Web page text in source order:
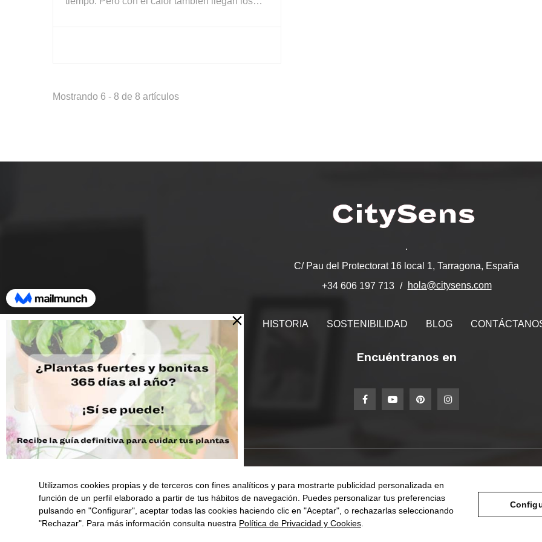
Mostrando 6 - 8 de 8 artículos
.
C/ Pau del Protectorat 16 local 1, Tarragona, España
+34 606 197 713
hola@citysens.com
SOPORTE HISTORIA SOSTENIBILIDAD BLOG
Encuéntranos en
COMPROMISOS LAB VER MÁS
Utilizamos cookies propias y de terceros con fines analíticos y para mostrarte publicidad personalizada en
función de un perfil elaborado a partir de tus hábitos de navegación. Puedes personalizar tus preferencias
pulsando en "Configurar", aceptar todas las cookies haciendo clic en "Aceptar", o rechazarlas seleccionando
"Rechazar". Para más información consulta nuestra Política de Privacidad y Cookies